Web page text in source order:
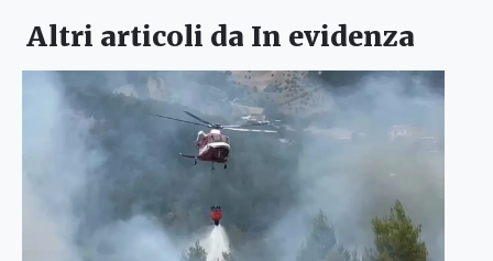
Altri articoli da In evidenza